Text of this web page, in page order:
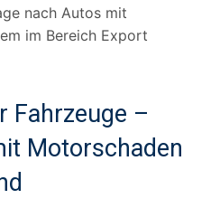
nach Autos mit
im Bereich Export
Fahrzeuge –
Motorschaden